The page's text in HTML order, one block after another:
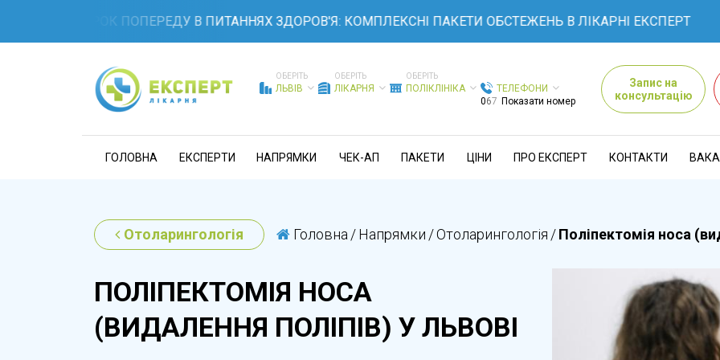
НА КРОК ПОПЕРЕДУ В ПИТАННЯХ ЗДОРОВ'Я: КОМПЛЕКСНІ ПАКЕТИ ОБСТЕЖЕНЬ В ЛІКАРНІ ЕКСПЕРТ
ОБЕРІТЬ
ЛЬВІВ
ОБЕРІТЬ
ЛІКАРНЯ
ОБЕРІТЬ
ПОЛІКЛІНІКА
ТЕЛЕФОНИ
067 Показати номер
Запис на
консультацію
ГОЛОВНА ЕКСПЕРТИ НАПРЯМКИ ЧЕК-АП ПАКЕТИ ЦІНИ ПРО ЕКСПЕРТ КОНТАКТИ
Отоларингологія Головна /Напрямки /Отоларингологія /Поліпектомія носа
ПОЛІПЕКТОМІЯ НОСА
(ВИДАЛЕННЯ ПОЛІПІВ) У ЛЬВОВІ